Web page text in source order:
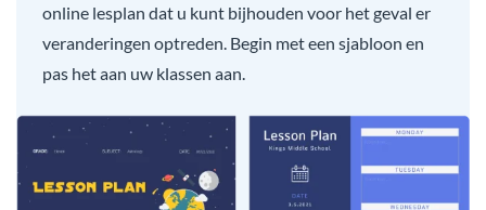
online lesplan dat u kunt bijhouden voor het geval er
veranderingen optreden. Begin met een sjabloon en
pas het aan uw klassen aan.